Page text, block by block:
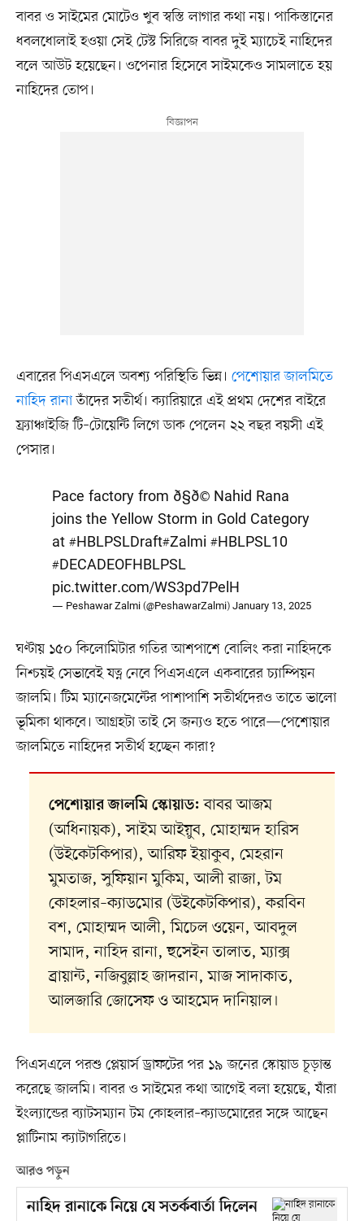
বাবর ও সাইমের মোটেও খুব স্বস্তি লাগার কথা নয়। পাকিস্তানের
ধবলধোলাই হওয়া সেই টেস্ট সিরিজে বাবর দুই ম্যাচেই নাহিদের
বলে আউট হয়েছেন। ওপেনার হিসেবে সাইমকেও সামলাতে হয়
নাহিদের তোপ।
এবারের পিএসএলে অবশ্য পরিস্থিতি ভিন্ন। পেশোয়ার জালমিতে
নাহিদ রানাতাঁদের সতীর্থ। ক্যারিয়ারে এই প্রথম দেশের বাইরে
ফ্র্যাঞ্চাইজি টি–টোয়েন্টি লিগে ডাক পেলেন ২২ বছর বয়সী এই
পেসার।
Pace factory from ð§ð© Nahid Rana
joins the Yellow Storm in Gold Category
at #HBLPSLDraft#Zalmi #HBLPSL10
#DECADEOFHBLPSL
pic.twitter.com/WS3pd7PelH
— Peshawar Zalmi (@PeshawarZalmi)January 13, 2025
ঘণ্টায় ১৫০ কিলোমিটার গতির আশপাশে বোলিং করা নাহিদকে
নিশ্চয়ই সেভাবেই যত্ন নেবে পিএসএলে একবারের চ্যাম্পিয়ন
জালমি। টিম ম্যানেজমেন্টের পাশাপাশি সতীর্থদেরও তাতে ভালো
ভূমিকা থাকবে। আগ্রহটা তাই সে জন্যও হতে পারে—পেশোয়ার
জালমিতে নাহিদের সতীর্থ হচ্ছেন কারা?
পেশোয়ার জালমি স্কোয়াড: বাবর আজম
(অধিনায়ক), সাইম আইয়ুব, মোহাম্মদ হারিস
(উইকেটকিপার), আরিফ ইয়াকুব, মেহরান
মুমতাজ, সুফিয়ান মুকিম, আলী রাজা, টম
কোহলার–ক্যাডমোর (উইকেটকিপার), করবিন
বশ, মোহাম্মদ আলী, মিচেল ওয়েন, আবদুল
সামাদ, নাহিদ রানা, হুসেইন তালাত, ম্যাক্স
ব্রায়ান্ট, নজিবুল্লাহ জাদরান, মাজ সাদাকাত,
আলজারি জোসেফ ও আহমেদ দানিয়াল।
পিএসএলে পরশু প্লেয়ার্স ড্রাফটের পর ১৯ জনের স্কোয়াড চূড়ান্ত
করেছে জালমি। বাবর ও সাইমের কথা আগেই বলা হয়েছে, যাঁরা
ইংল্যান্ডের ব্যাটসম্যান টম কোহলার–ক্যাডমোরের সঙ্গে আছেন
প্লাটিনাম ক্যাটাগরিতে।
আরও পড়ুন
নাহিদ রানাকে নিয়ে যে সতর্কবার্তা দিলেন